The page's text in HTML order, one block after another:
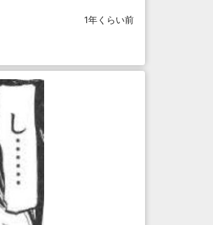
1年くらい前